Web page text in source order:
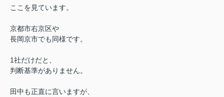
ここを見ています。
京都市右京区や
長岡京市でも同様です。
1社だけだと、
判断基準がありません。
田中も正直に言いますが、